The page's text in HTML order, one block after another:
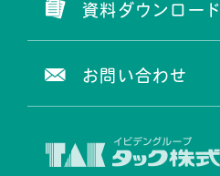
資料ダウンロード
お問い合わせ